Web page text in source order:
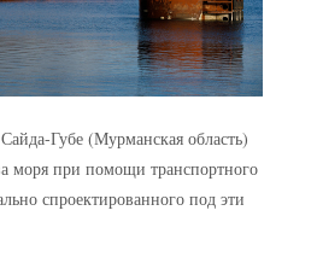
Губе (Мурманская область)
моря при помощи транспортного
спроектированного под эти